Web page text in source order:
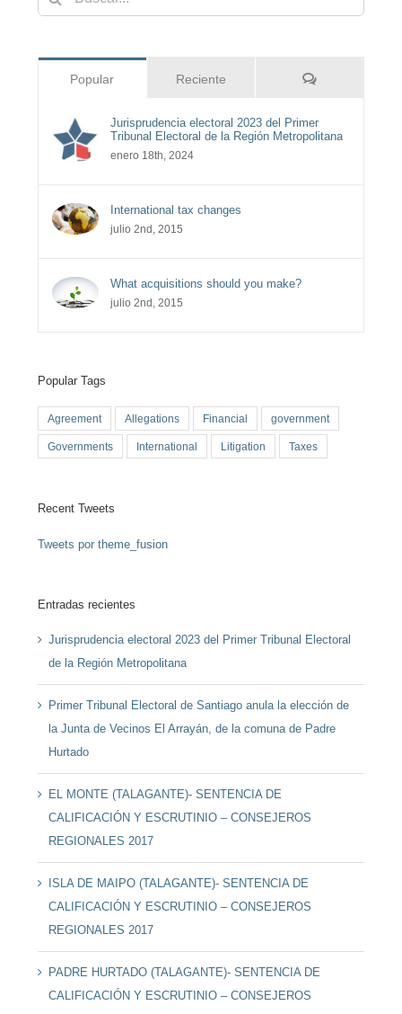
Popular Reciente Comentarios
Jurisprudencia electoral 2023 del Primer
Tribunal Electoral de la Región Metropolitana
enero 18th, 2024
International tax changes
julio 2nd, 2015
What acquisitions should you make?
julio 2nd, 2015
Popular Tags
Agreement Allegations Financial government
Governments International Litigation Taxes
Recent Tweets
Tweets por theme_fusion
Entradas recientes
Jurisprudencia electoral 2023 del Primer Tribunal Electoral
de la Región Metropolitana
Primer Tribunal Electoral de Santiago anula la elección de
la Junta de Vecinos El Arrayán, de la comuna de Padre
Hurtado
EL MONTE (TALAGANTE)- SENTENCIA DE
CALIFICACIÓN Y ESCRUTINIO – CONSEJEROS
REGIONALES 2017
ISLA DE MAIPO (TALAGANTE)- SENTENCIA DE
CALIFICACIÓN Y ESCRUTINIO – CONSEJEROS
REGIONALES 2017
PADRE HURTADO (TALAGANTE)- SENTENCIA DE
CALIFICACIÓN Y ESCRUTINIO – CONSEJEROS